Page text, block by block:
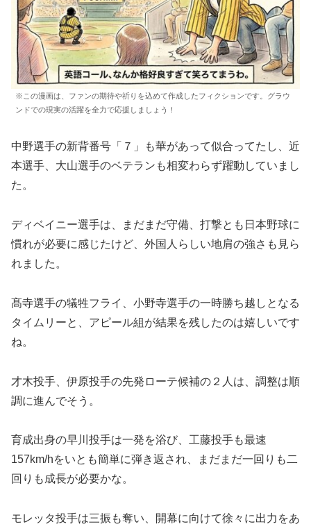
※この漫画は、ファンの期待や祈りを込めて作成したフィクションです。グラウ
ンドでの現実の活躍を全力で応援しましょう！
​中野選手の新背番号「７」も華があって似合ってたし、近
本選手、大山選手のベテランも相変わらず躍動していまし
た。
ディベイニー選手は、まだまだ守備、打撃とも日本野球に
慣れが必要に感じたけど、外国人らしい地肩の強さも見ら
れました。
髙寺選手の犠牲フライ、小野寺選手の一時勝ち越しとなる
タイムリーと、アピール組が結果を残したのは嬉しいです
ね。
才木投手、伊原投手の先発ローテ候補の２人は、調整は順
調に進んでそう。
育成出身の早川投手は一発を浴び、工藤投手も最速
157km/hをいとも簡単に弾き返され、まだまだ一回りも二
回りも成長が必要かな。
モレッタ投手は三振も奪い、開幕に向けて徐々に出力をあ